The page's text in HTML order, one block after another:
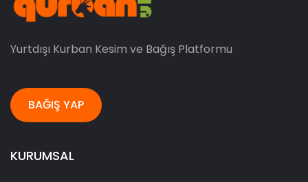
Yurtdışı Kurban Kesim ve Bağış Platformu
BAĞIŞ YAP
KURUMSAL